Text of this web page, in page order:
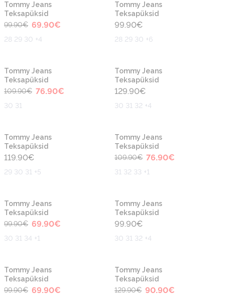
Tommy Jeans
Teksapüksid
99.90€ 69.90€
28 29 30 +4
Tommy Jeans
Teksapüksid
99.90€
28 29 30 +6
Tommy Jeans
Teksapüksid
109.90€ 76.90€
30 31
Tommy Jeans
Teksapüksid
129.90€
30 31 32 +4
Tommy Jeans
Teksapüksid
119.90€
29 30 31 +5
Tommy Jeans
Teksapüksid
109.90€ 76.90€
31 32 33 +1
Tommy Jeans
Teksapüksid
99.90€ 69.90€
30 31 34 +1
Tommy Jeans
Teksapüksid
99.90€
30 31 32 +4
Tommy Jeans
Teksapüksid
99.90€ 69.90€
Tommy Jeans
Teksapüksid
129.90€ 90.90€